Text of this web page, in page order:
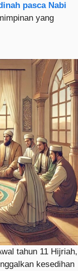
pasca Nabi
yang
tahun 11 Hijriah,
kesedihan